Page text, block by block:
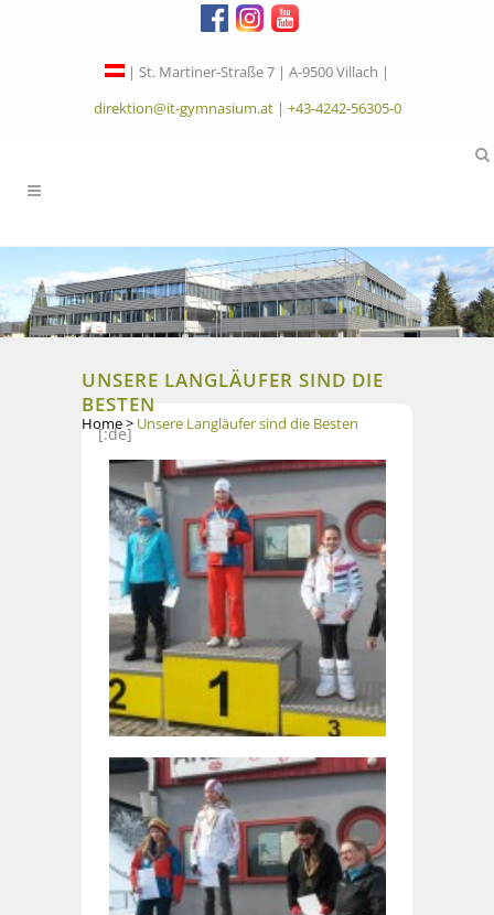
| St. Martiner-Straße 7 | A-9500 Villach |
direktion@it-gymnasium.at| +43-4242-56305-0
UNSERE LANGLÄUFER SIND DIE
BESTEN
Home> Unsere Langläufer sind die Besten
[:de]